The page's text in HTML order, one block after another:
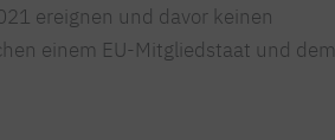
ereignen und davor keinen
einem EU-Mitgliedstaat und dem